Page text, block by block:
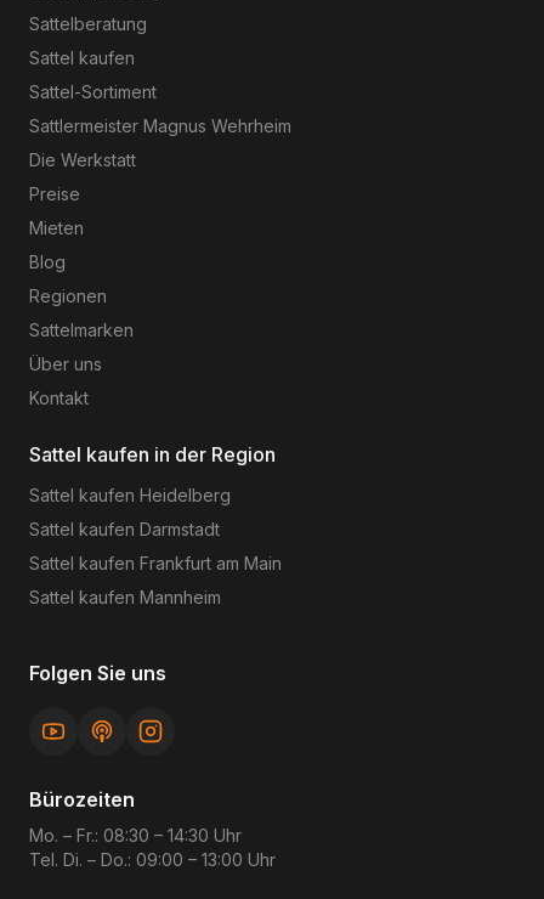
Sattelberatung
Sattel kaufen
Sattel-Sortiment
Sattlermeister Magnus Wehrheim
Die Werkstatt
Preise
Mieten
Blog
Regionen
Sattelmarken
Über uns
Kontakt
Sattel kaufen in der Region
Sattel kaufen Heidelberg
Sattel kaufen Darmstadt
Sattel kaufen Frankfurt am Main
Sattel kaufen Mannheim
Folgen Sie uns
Bürozeiten
Mo. – Fr.: 08:30 – 14:30 Uhr
Tel. Di. – Do.: 09:00 – 13:00 Uhr